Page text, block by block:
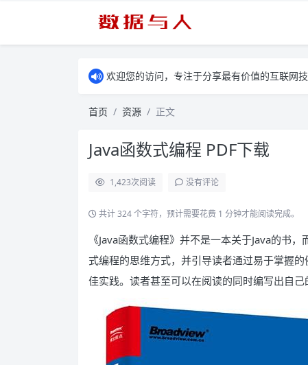
欢迎您的访问，专注于分享最有价值的互联网技
首页 资源 正文
Java函数式编程 PDF下载
1,423次阅读 没有评论
共计 324 个字符，预计需要花费 1 分钟才能阅读完成。
《Java函数式编程》并不是一本关于Java的书
式编程的思维方式，并引导读者通过易于掌握
佳实践。读者甚至可以在阅读的同时编写出自己